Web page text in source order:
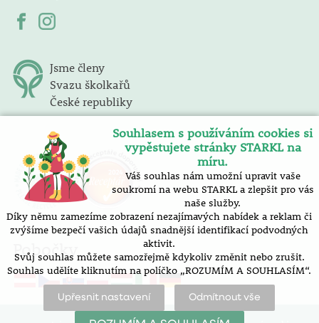
Jsme členy
Svazu školkařů
České republiky
Pobočky
Souhlasem s používáním cookies si
vypěstujete stránky STARKL na
míru.
Váš souhlas nám umožní upravit vaše
soukromí na webu STARKL a zlepšit pro vás
naše služby.
Díky němu zamezíme zobrazení nezajímavých nabídek a reklam či
zvýšíme bezpečí vašich údajů snadnější identifikací podvodných
aktivit.
Svůj souhlas můžete samozřejmě kdykoliv změnit nebo zrušit.
Souhlas udělíte kliknutím na políčko „ROZUMÍM A SOUHLASÍM“.
Upřesnit nastavení Odmítnout vše